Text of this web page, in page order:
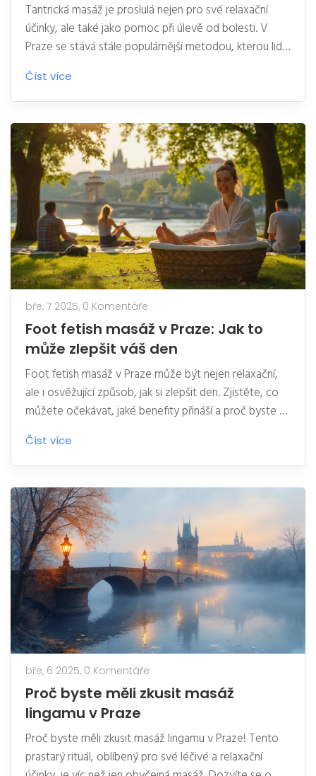
Tantrická masáž je proslulá nejen pro své relaxační
účinky, ale také jako pomoc při úlevě od bolesti. V
Praze se stává stále populárnější metodou, kterou lidé
využívají pro zmírnění fyzických i emocionálních obtíží.
Tento článek se zabývá tím, jak tantrická masáž může
přinést úlevu, proč ji lidé volí a jak odlišit profesionální
službu od neprofesionální. Dozvíte se také o různých
technikách, které se používají v průběhu masáže.
Číst více
bře, 7 2025, 0 Komentáře
Foot fetish masáž v Praze: Jak to
může zlepšit váš den
Foot fetish masáž v Praze může být nejen relaxační,
ale i osvěžující způsob, jak si zlepšit den. Zjistěte, co
můžete očekávat, jaké benefity přináší a proč byste to
měli vyzkoušet. Prozkoumejte, jak tato speciální
masáž stimuluje vaše smysly a přináší pocit pohody.
Číst více
bře, 6 2025, 0 Komentáře
Proč byste měli zkusit masáž
lingamu v Praze
Proč byste měli zkusit masáž lingamu v Praze! Tento
prastarý rituál, oblíbený pro své léčivé a relaxační